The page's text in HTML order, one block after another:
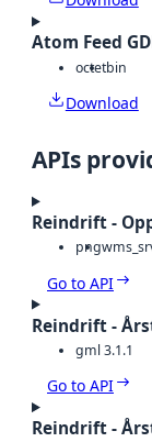
Atom Feed
octetbin
Download
APIs
Reindrift -
png
Go to API
Reindrift -
gml 3.1.1
Go to API
Reindrift -